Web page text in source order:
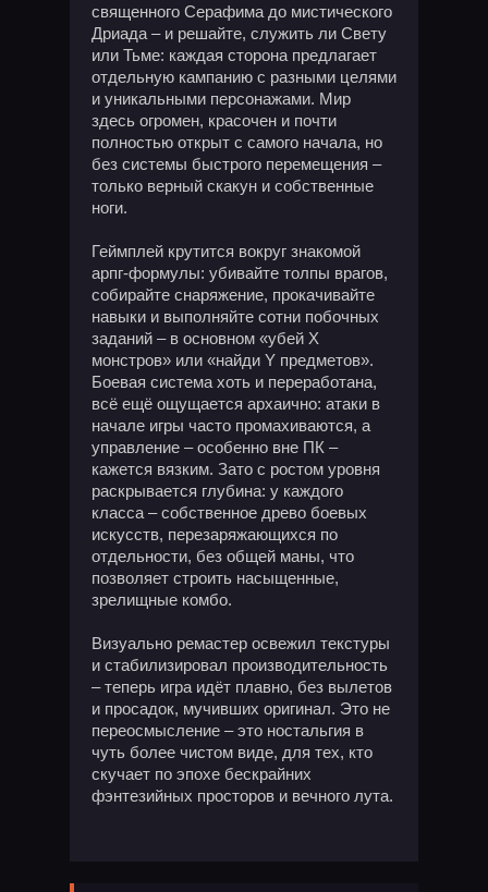
священного Серафима до мистического
Дриада – и решайте, служить ли Свету
или Тьме: каждая сторона предлагает
отдельную кампанию с разными целями
и уникальными персонажами. Мир
здесь огромен, красочен и почти
полностью открыт с самого начала, но
без системы быстрого перемещения –
только верный скакун и собственные
ноги.
Геймплей крутится вокруг знакомой
арпг-формулы: убивайте толпы врагов,
собирайте снаряжение, прокачивайте
навыки и выполняйте сотни побочных
заданий – в основном «убей Х
монстров» или «найди Y предметов».
Боевая система хоть и переработана,
всё ещё ощущается архаично: атаки в
начале игры часто промахиваются, а
управление – особенно вне ПК –
кажется вязким. Зато с ростом уровня
раскрывается глубина: у каждого
класса – собственное древо боевых
искусств, перезаряжающихся по
отдельности, без общей маны, что
позволяет строить насыщенные,
зрелищные комбо.
Визуально ремастер освежил текстуры
и стабилизировал производительность
– теперь игра идёт плавно, без вылетов
и просадок, мучивших оригинал. Это не
переосмысление – это ностальгия в
чуть более чистом виде, для тех, кто
скучает по эпохе бескрайних
фэнтезийных просторов и вечного лута.